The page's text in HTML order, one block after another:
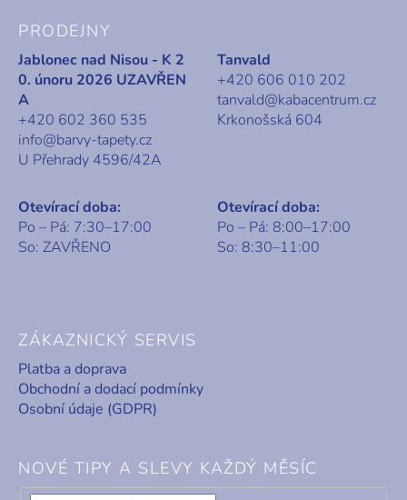
PRODEJNY
Jablonec nad Nisou - K 2
0. únoru 2026 UZAVŘEN
A
+420 602 360 535
info@barvy-tapety.cz
U Přehrady 4596/42A
Tanvald
+420 606 010 202
tanvald@kabacentrum.cz
Krkonošská 604
Otevírací doba:
Po – Pá: 7:30–17:00
So: ZAVŘENO
Otevírací doba:
Po – Pá: 8:00–17:00
So: 8:30–11:00
ZÁKAZNICKÝ SERVIS
Platba a doprava
Obchodní a dodací podmínky
Osobní údaje (GDPR)
NOVÉ TIPY A SLEVY KAŽDÝ MĚSÍC